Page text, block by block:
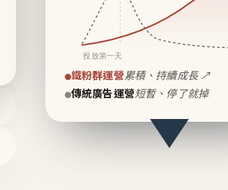
投放第一天
鐵粉群運營累積、持續成長 ↗
傳統廣告運營短暫、停了就掉